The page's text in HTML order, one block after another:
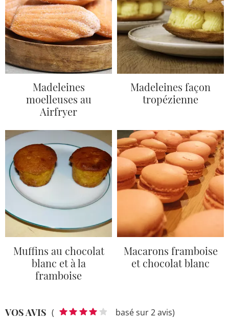
Madeleines
moelleuses au
Airfryer
Madeleines façon
tropézienne
Muffins au chocolat
blanc et à la
framboise
Macarons framboise
et chocolat blanc
VOS AVIS ( basé sur 2 avis)